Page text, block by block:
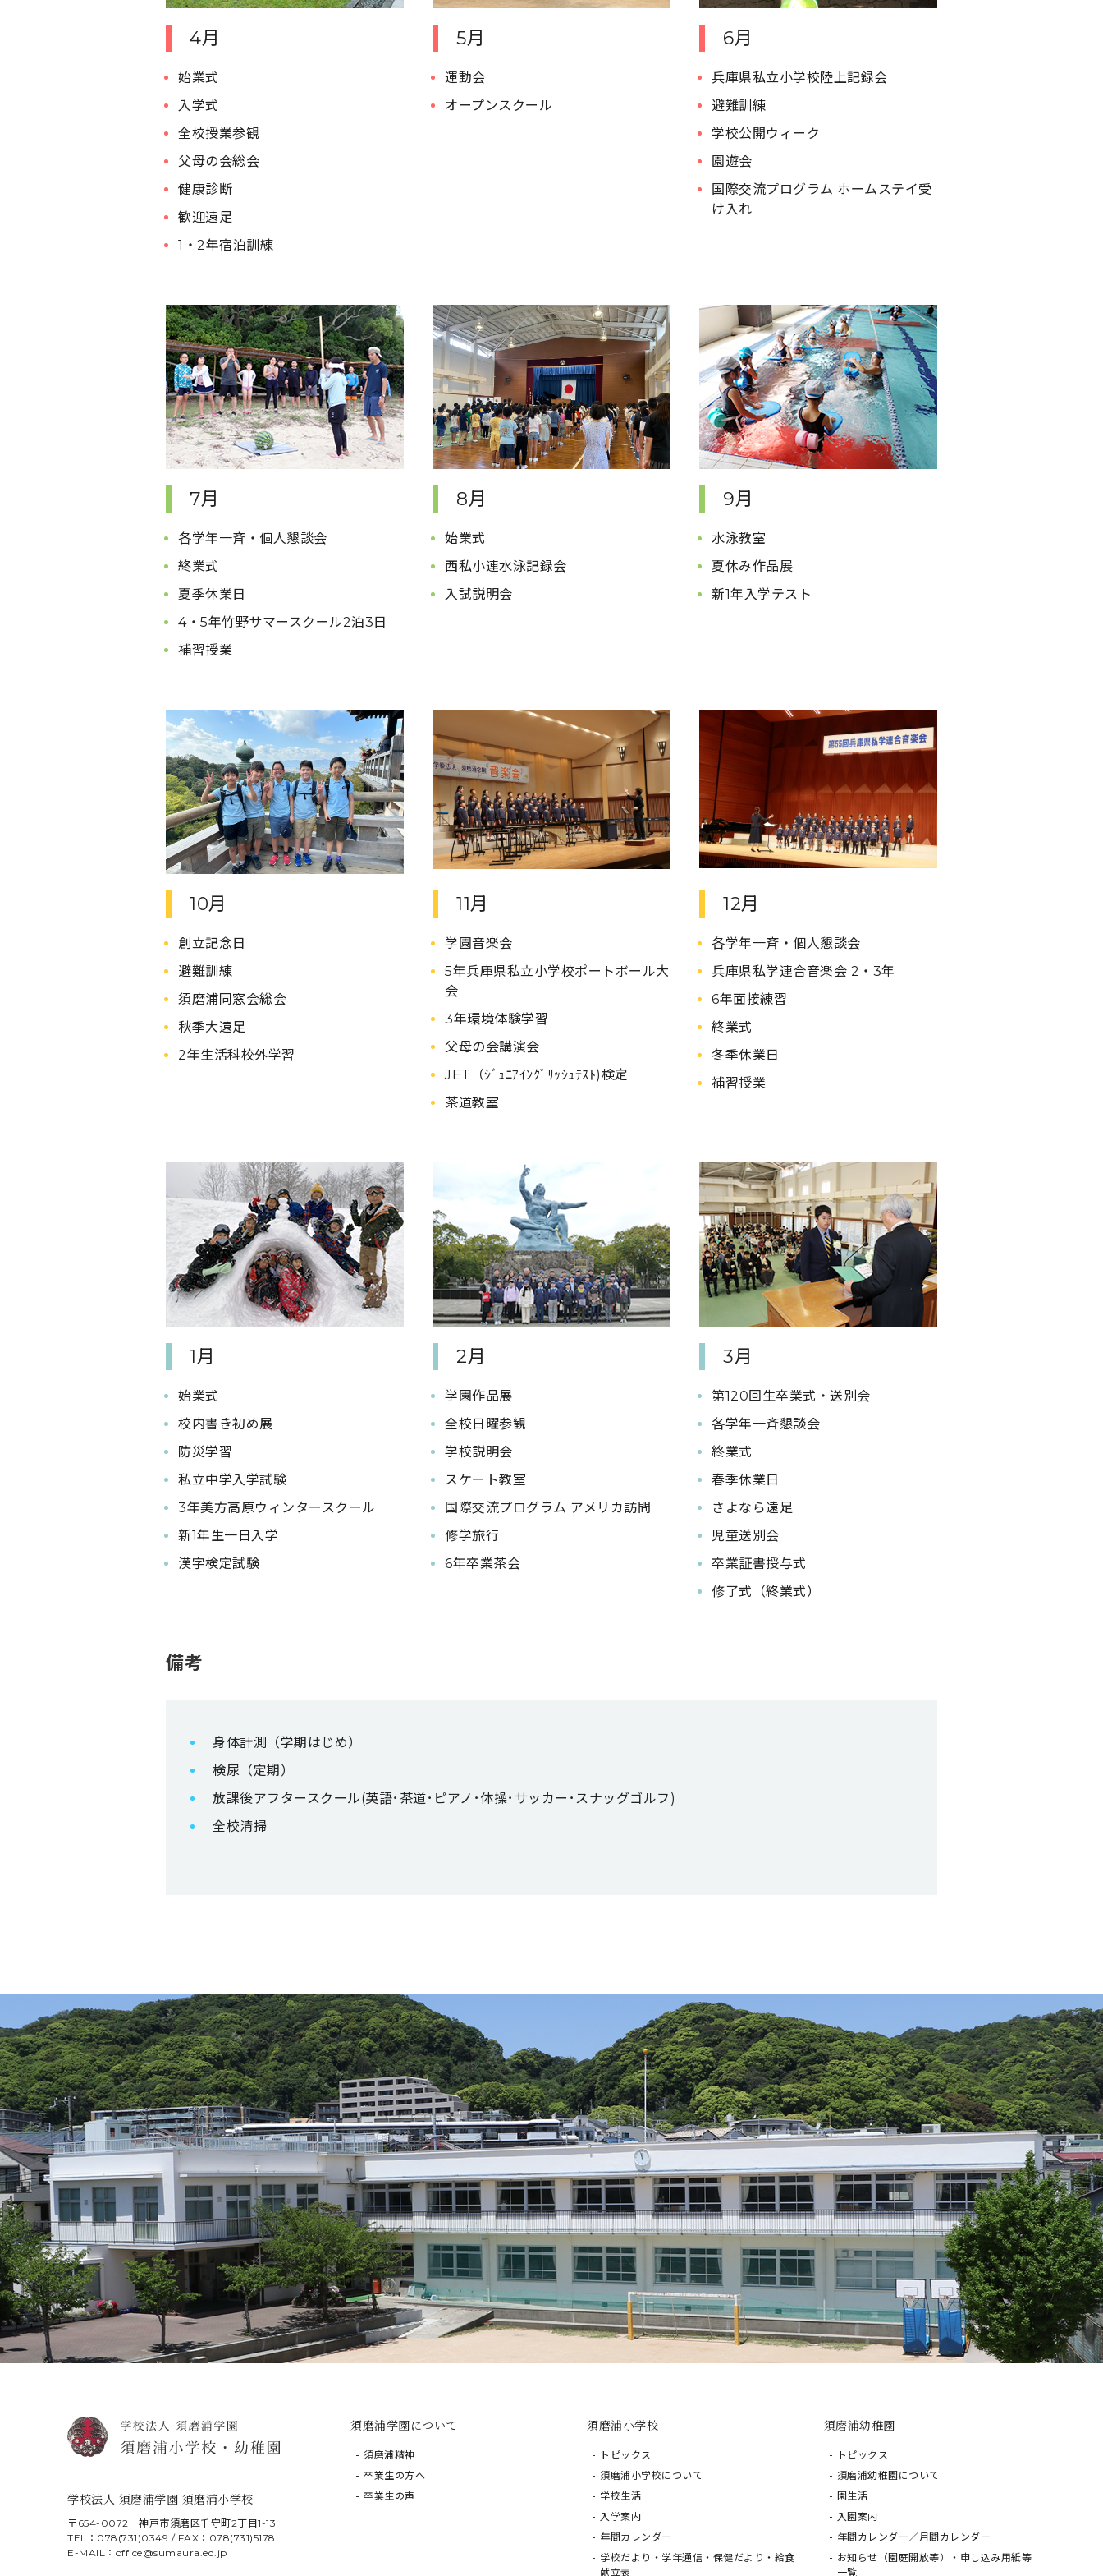
4月
始業式
入学式
全校授業参観
父母の会総会
健康診断
歓迎遠足
1・2年宿泊訓練
5月
運動会
オープンスクール
6月
兵庫県私立小学校陸上記録会
避難訓練
学校公開ウィーク
園遊会
国際交流プログラム ホームステイ受
け入れ
7月
各学年一斉・個人懇談会
終業式
夏季休業日
4・5年竹野サマースクール2泊3日
補習授業
8月
始業式
西私小連水泳記録会
入試説明会
9月
水泳教室
夏休み作品展
新1年入学テスト
10月
創立記念日
避難訓練
須磨浦同窓会総会
秋季大遠足
2年生活科校外学習
11月
学園音楽会
5年兵庫県私立小学校ポートボール大
会
3年環境体験学習
父母の会講演会
JET（ｼﾞｭﾆｱｲﾝｸﾞﾘｯｼｭﾃｽﾄ)検定
茶道教室
12月
各学年一斉・個人懇談会
兵庫県私学連合音楽会 2・3年
6年面接練習
終業式
冬季休業日
補習授業
1月
始業式
校内書き初め展
防災学習
私立中学入学試験
3年美方高原ウィンタースクール
新1年生一日入学
漢字検定試験
2月
学園作品展
全校日曜参観
学校説明会
スケート教室
国際交流プログラム アメリカ訪問
修学旅行
6年卒業茶会
3月
第120回生卒業式・送別会
各学年一斉懇談会
終業式
春季休業日
さよなら遠足
児童送別会
卒業証書授与式
修了式（終業式）
備考
身体計測（学期はじめ）
検尿（定期）
放課後アフタースクール(英語･茶道･ピアノ･体操･サッカー･スナッグゴルフ)
全校清掃
学校法人 須磨浦学園 須磨浦小学校
〒654-0072 神戸市須磨区千守町2丁目1-13
TEL：078(731)0349 / FAX：078(731)5178
E-MAIL：office@sumaura.ed.jp
須磨浦学園について
須磨浦精神
卒業生の方へ
卒業生の声
須磨浦小学校
トピックス
須磨浦小学校について
学校生活
入学案内
年間カレンダー
学校だより・学年通信・保健だより・給食
献立表
須磨浦幼稚園
トピックス
須磨浦幼稚園について
園生活
入園案内
年間カレンダー／月間カレンダー
お知らせ（園庭開放等）・申し込み用紙等
一覧